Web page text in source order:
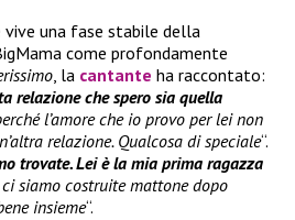
vive una fase stabile della
come profondamente
, la cantante ha raccontato:
relazione che spero sia quella
l’amore che io provo per lei non
relazione. Qualcosa di speciale“.
trovate. Lei è la mia prima ragazza
ci siamo costruite mattone dopo
insieme“.